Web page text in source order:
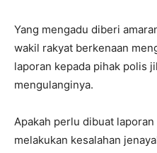
Yang mengadu diberi
wakil rakyat berkenaan
laporan kepada pihak polis
mengulanginya.
Apakah perlu dibuat
melakukan kesalahan